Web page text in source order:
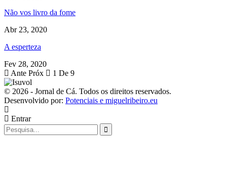
Não vos livro da fome
Abr 23, 2020
A esperteza
Fev 28, 2020
Ante Próx 1 De 9
© 2026 - Jornal de Cá. Todos os direitos reservados.
Desenvolvido por: Potenciais e miguelribeiro.eu
Entrar